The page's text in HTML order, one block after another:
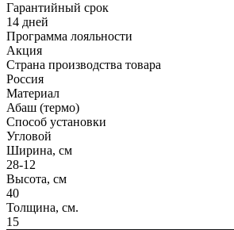
Гарантийный срок
14 дней
Программа лояльности
Акция
Страна производства товара
Россия
Материал
Абаш (термо)
Способ установки
Угловой
Ширина, см
28-12
Высота, см
40
Толщина, см.
15